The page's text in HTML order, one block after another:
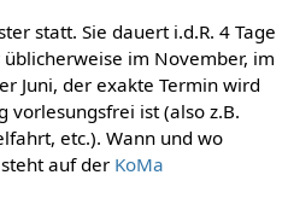
statt. Sie dauert i.d.R. 4 Tage
im November, im
Juni, der exakte Termin wird
vorlesungsfrei ist (also z.B.
etc.). Wann und wo
auf der KoMa